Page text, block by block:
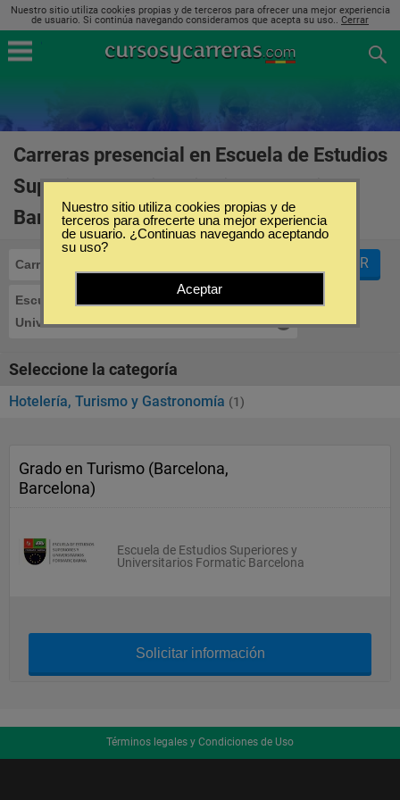
Nuestro sitio utiliza cookies propias y de terceros para ofrecer una mejor experiencia
de usuario. Si continúa navegando consideramos que acepta su uso.. Cerrar
Carreras presencial en Escuela de Estudios
Superiores y Universitarios Formatic
Barcelona en España
(1)
Carreras
Escuela de Estudios Superiores y
Universitarios Formatic Barcelona
FILTRAR
Seleccione la categoría
Hotelería, Turismo y Gastronomía (1)
Grado en Turismo (Barcelona,
Barcelona)
Escuela de Estudios Superiores y
Universitarios Formatic Barcelona
Solicitar información
Términos legales y Condiciones de Uso
Nuestro sitio utiliza cookies propias y de
terceros para ofrecerte una mejor experiencia
de usuario. ¿Continuas navegando aceptando
su uso?
Aceptar